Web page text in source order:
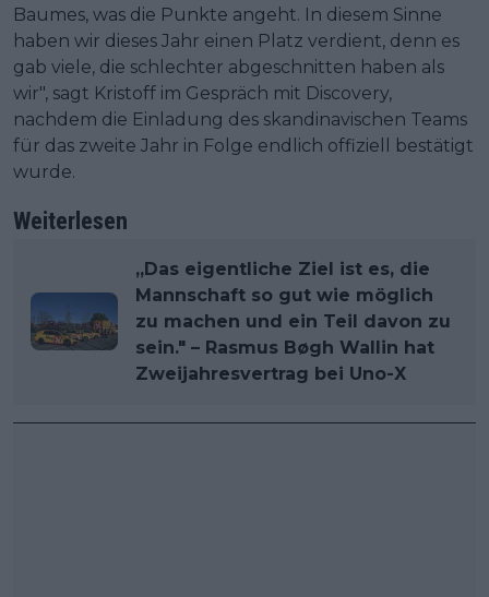
Baumes, was die Punkte angeht. In diesem Sinne
haben wir dieses Jahr einen Platz verdient, denn es
gab viele, die schlechter abgeschnitten haben als
wir", sagt Kristoff im Gespräch mit Discovery,
nachdem die Einladung des skandinavischen Teams
für das zweite Jahr in Folge endlich offiziell bestätigt
wurde.
Weiterlesen
„Das eigentliche Ziel ist es, die
Mannschaft so gut wie möglich
zu machen und ein Teil davon zu
sein." – Rasmus Bøgh Wallin hat
Zweijahresvertrag bei Uno-X